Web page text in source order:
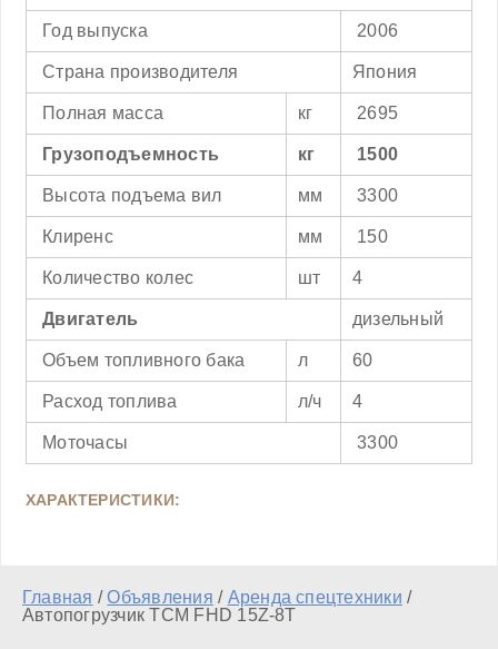
Год выпуска 2006
Страна производителя Япония
Полная масса кг 2695
Грузоподъемность кг 1500
Высота подъема вил мм 3300
Клиренс мм 150
Количество колес шт 4
Двигатель дизельный
Объем топливного бака л 60
Расход топлива л/ч 4
Моточасы 3300
ХАРАКТЕРИСТИКИ:
Главная /Объявления / Аренда спецтехники /
Автопогрузчик TCM FHD 15Z-8T